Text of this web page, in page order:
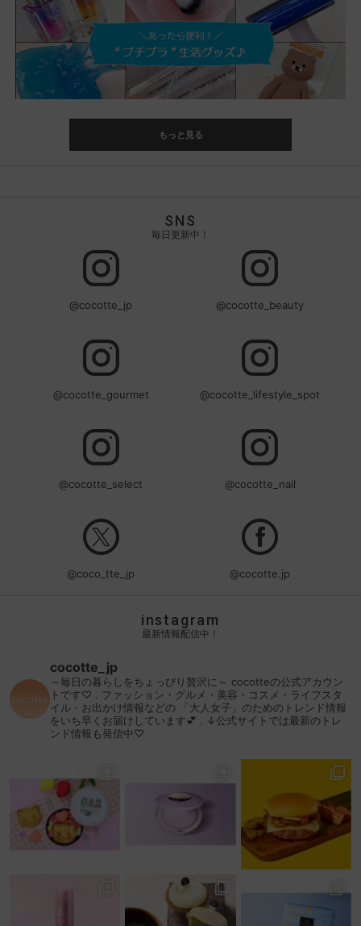
もっと見る
SNS
毎日更新中！
@cocotte_jp @cocotte_beauty
@cocotte_gourmet @cocotte_lifestyle_spot
@cocotte_select @cocotte_nail
@coco_tte_jp @cocotte.jp
instagram
最新情報配信中！
cocotte_jp
～毎日の暮らしをちょっぴり贅沢に～ cocotteの公式アカウン
トです♡
ファッション・グルメ・美容・コスメ・ライフスタ
イル・お出かけ情報などの 「大人女子」のためのトレンド情報
をいち早くお届けしています💕
↓公式サイトでは最新のトレ
ンド情報も発信中♡